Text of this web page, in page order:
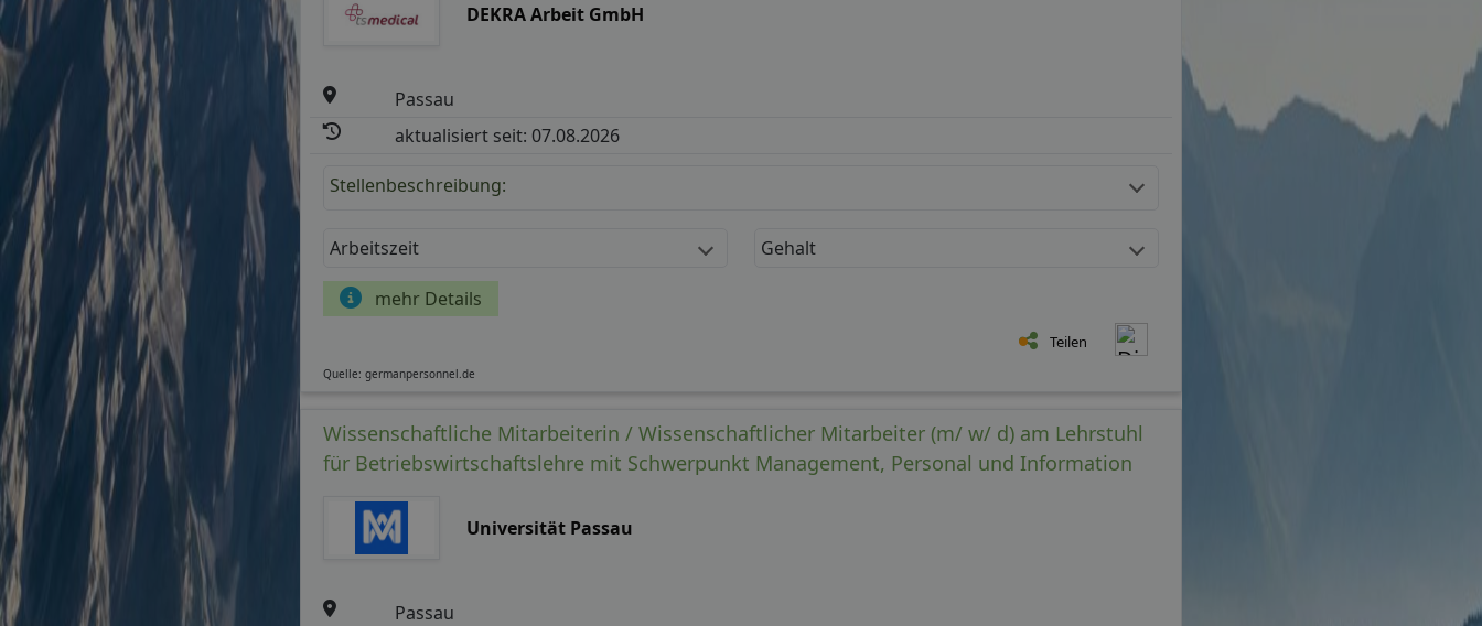
DEKRA Arbeit GmbH
Passau
aktualisiert seit: 07.08.2026
Stellenbeschreibung:
Arbeitszeit Gehalt
mehr Details
Teilen
Quelle: germanpersonnel.de
Wissenschaftliche Mitarbeiterin / Wissenschaftlicher Mitarbeiter (m/ w/ d) am Lehrstuhl
für Betriebswirtschaftslehre mit Schwerpunkt Management, Personal und Information
Universität Passau
Passau